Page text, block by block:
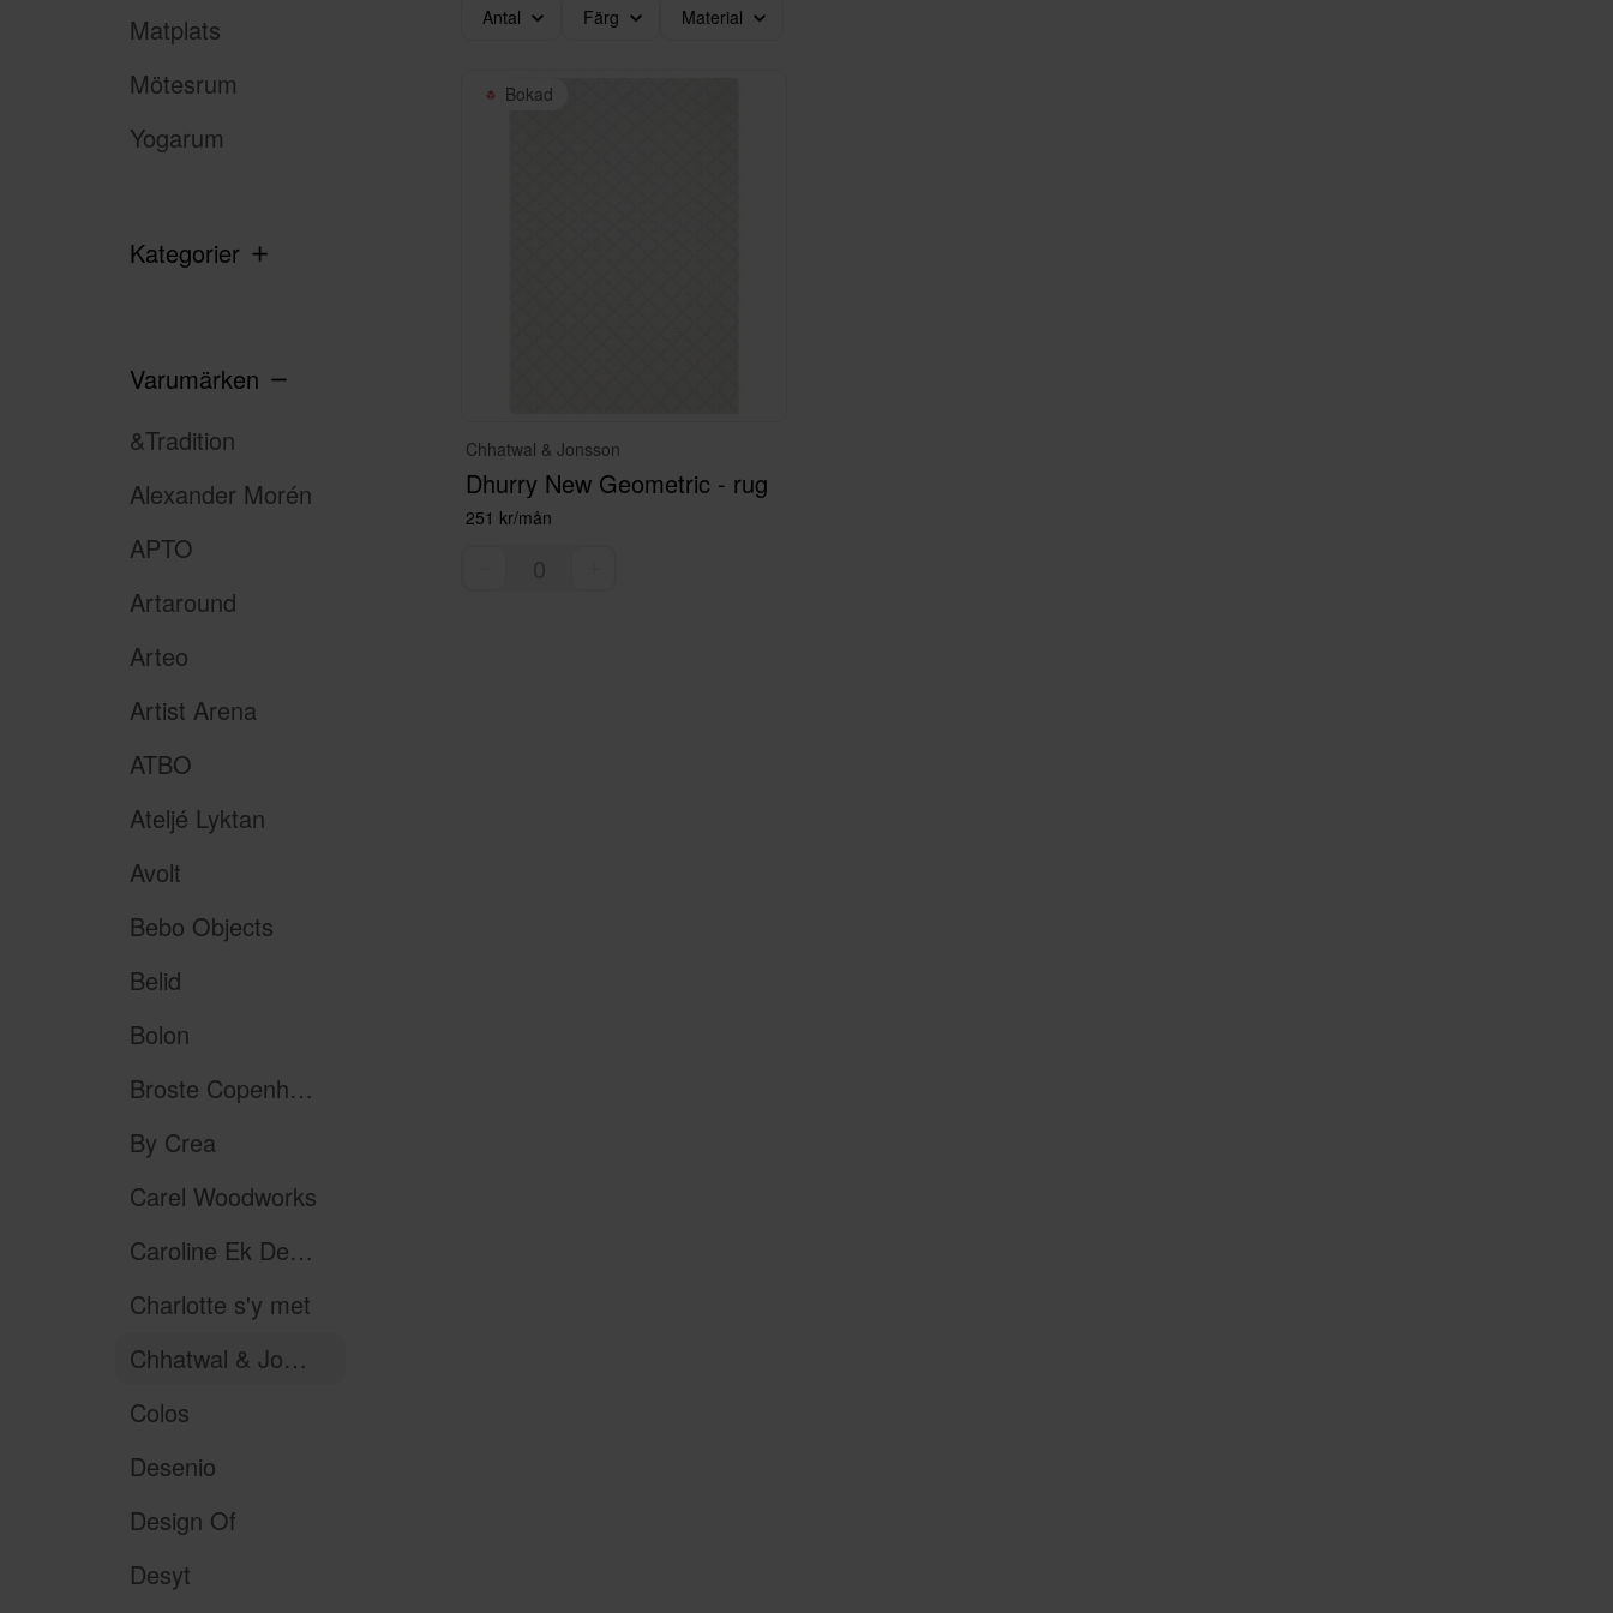
Matplats
Mötesrum
Yogarum
Kategorier
Varumärken
&Tradition
Alexander Morén
APTO
Artaround
Arteo
Artist Arena
ATBO
Ateljé Lyktan
Avolt
Bebo Objects
Belid
Bolon
Broste Copenhagen
By Crea
Carel Woodworks
Caroline Ek Design
Charlotte s'y met
Chhatwal & Jonsson
Colos
Desenio
Design Of
Desyt
Antal Färg Material
Bokad
Chhatwal & Jonsson
Dhurry New Geometric - rug
251 kr/mån